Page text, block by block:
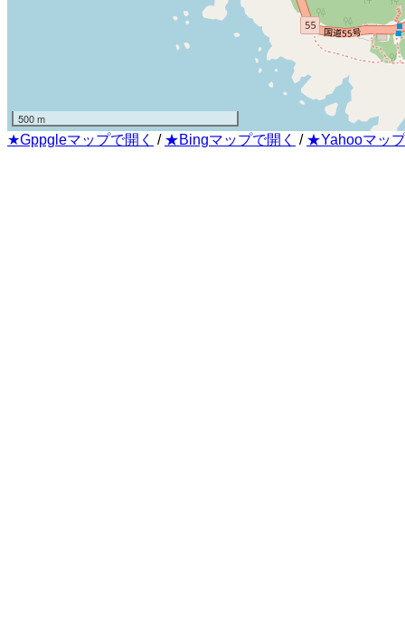
500 m
★Gppgleマップで開く / ★Bingマップで開く / ★Yahooマッ